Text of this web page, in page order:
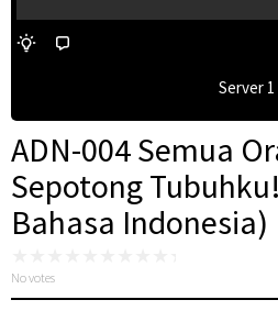
Server 1
ADN-004 Semua
Sepotong
Bahasa Indonesia)
No votes